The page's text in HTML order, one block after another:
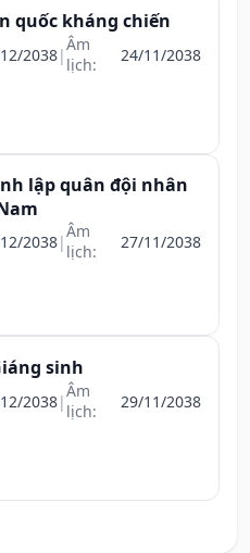
quốc kháng chiến
2038|Âm
lịch:
24/11/2038
lập quân đội nhân
2038|Âm
lịch:
27/11/2038
sinh
2038|Âm
lịch:
29/11/2038